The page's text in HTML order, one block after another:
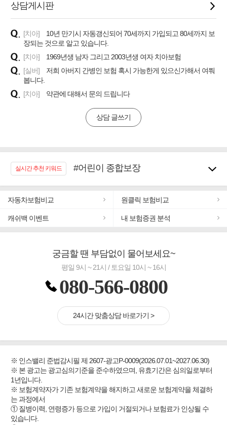
상담게시판
[치아]
10년 만기시 자동갱신되어 70세까지 가입되고 80세까지 보
장되는 것으로 알고 있습니다.
[치아]
1969년생 남자 그리고 2003년생 여자 치아보험
[실버]
저희 아버지 간병인 보험 혹시 가능한게 있으신가해서 여쭤
봅니다.
[치아]
약관에 대해서 문의 드립니다
상담 글쓰기
실시간 추천 키워드
#어린이 종합보장
#우리집 화재, 도난대비
#추천골프보험
#바뀌기전에 4세대 가입
#교통사고대비 운전자보험
자동차보험비교 원클릭 보험비교
캐쉬백 이벤트 내 보험증권 분석
궁금할 땐 부담없이 물어보세요~
평일 9시 ~ 21시 / 토요일 10시 ~ 16시
080-566-0800
24시간 맞춤상담 바로가기 >
※ 인스밸리 준법감시필 제 2607-광고P-0009(2026.07.01~2027.06.30)
※ 본 광고는 광고심의기준을 준수하였으며, 유효기간은 심의일로부터
1년입니다.
※ 보험계약자가 기존 보험계약을 해지하고 새로운 보험계약을 체결하
는 과정에서
① 질병이력, 연령증가 등으로 가입이 거절되거나 보험료가 인상될 수
있습니다.